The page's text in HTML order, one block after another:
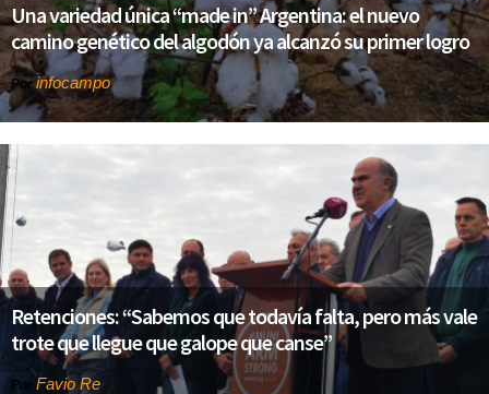
Una variedad única “made in” Argentina: el nuevo
camino genético del algodón ya alcanzó su primer logro
Porinfocampo
Retenciones: “Sabemos que todavía falta, pero más vale
trote que llegue que galope que canse”
Por Favio Re